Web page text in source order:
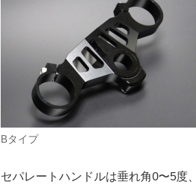
Bタイプ
セパレートハンドルは垂れ角0〜5度